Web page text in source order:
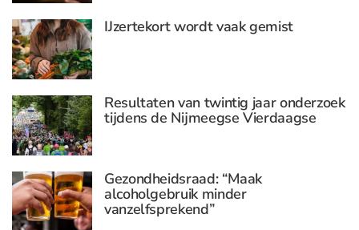
IJzertekort wordt vaak gemist
Resultaten van twintig jaar onderzoek
tijdens de Nijmeegse Vierdaagse
Gezondheidsraad: “Maak
alcoholgebruik minder
vanzelfsprekend”